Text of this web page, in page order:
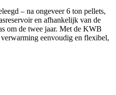
– na ongeveer 6 ton pellets,
en afhankelijk van de
om de twee jaar. Met de KWB
eenvoudig en flexibel,